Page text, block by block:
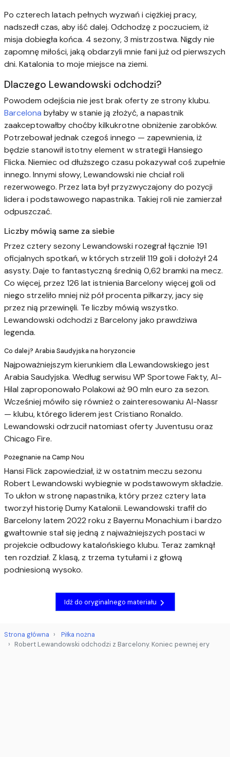
Po czterech latach pełnych wyzwań i ciężkiej pracy,
nadszedł czas, aby iść dalej. Odchodzę z poczuciem, iż
misja dobiegła końca. 4 sezony, 3 mistrzostwa. Nigdy nie
zapomnę miłości, jaką obdarzyli mnie fani już od pierwszych
dni. Katalonia to moje miejsce na ziemi.
Dlaczego Lewandowski odchodzi?
Powodem odejścia nie jest brak oferty ze strony klubu.
Barcelona byłaby w stanie ją złożyć, a napastnik
zaakceptowałby choćby kilkukrotne obniżenie zarobków.
Potrzebował jednak czegoś innego — zapewnienia, iż
będzie stanowił istotny element w strategii Hansiego
Flicka. Niemiec od dłuższego czasu pokazywał coś zupełnie
innego. Innymi słowy, Lewandowski nie chciał roli
rezerwowego. Przez lata był przyzwyczajony do pozycji
lidera i podstawowego napastnika. Takiej roli nie zamierzał
odpuszczać.
Liczby mówią same za siebie
Przez cztery sezony Lewandowski rozegrał łącznie 191
oficjalnych spotkań, w których strzelił 119 goli i dołożył 24
asysty. Daje to fantastyczną średnią 0,62 bramki na mecz.
Co więcej, przez 126 lat istnienia Barcelony więcej goli od
niego strzeliło mniej niż pół procenta piłkarzy, jacy się
przez nią przewinęli. Te liczby mówią wszystko.
Lewandowski odchodzi z Barcelony jako prawdziwa
legenda.
Co dalej? Arabia Saudyjska na horyzoncie
Najpoważniejszym kierunkiem dla Lewandowskiego jest
Arabia Saudyjska. Według serwisu WP Sportowe Fakty, Al-
Hilal zaproponowało Polakowi aż 90 mln euro za sezon.
Wcześniej mówiło się również o zainteresowaniu Al-Nassr
— klubu, którego liderem jest Cristiano Ronaldo.
Lewandowski odrzucił natomiast oferty Juventusu oraz
Chicago Fire.
Pożegnanie na Camp Nou
Hansi Flick zapowiedział, iż w ostatnim meczu sezonu
Robert Lewandowski wybiegnie w podstawowym składzie.
To ukłon w stronę napastnika, który przez cztery lata
tworzył historię Dumy Katalonii. Lewandowski trafił do
Barcelony latem 2022 roku z Bayernu Monachium i bardzo
gwałtownie stał się jedną z najważniejszych postaci w
projekcie odbudowy katalońskiego klubu. Teraz zamknął
ten rozdział. Z klasą, z trzema tytułami i z głową
podniesioną wysoko.
Idź do oryginalnego materiału
Strona główna
Piłka nożna
Robert Lewandowski odchodzi z Barcelony. Koniec pewnej ery